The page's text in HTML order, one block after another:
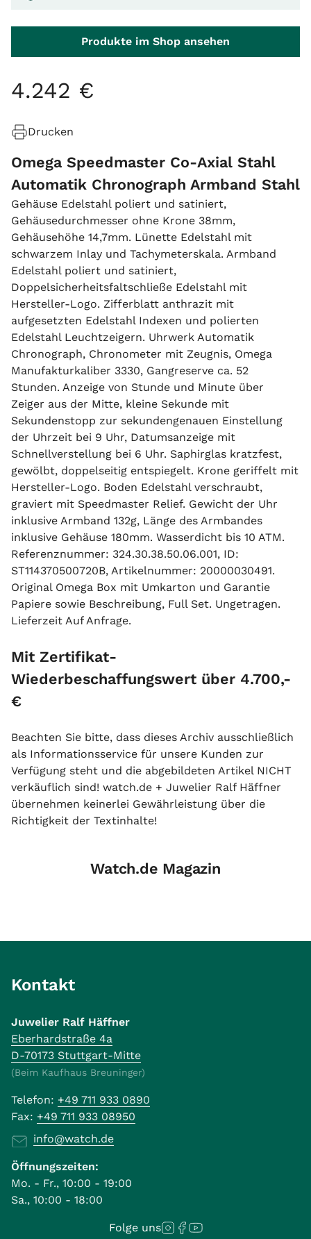
Produkte im Shop ansehen
4.242 €
Drucken
Omega Speedmaster Co-Axial Stahl
Automatik Chronograph Armband Stahl
Gehäuse Edelstahl poliert und satiniert,
Gehäusedurchmesser ohne Krone 38mm,
Gehäusehöhe 14,7mm. Lünette Edelstahl mit
schwarzem Inlay und Tachymeterskala. Armband
Edelstahl poliert und satiniert,
Doppelsicherheitsfaltschließe Edelstahl mit
Hersteller-Logo. Zifferblatt anthrazit mit
aufgesetzten Edelstahl Indexen und polierten
Edelstahl Leuchtzeigern. Uhrwerk Automatik
Chronograph, Chronometer mit Zeugnis, Omega
Manufakturkaliber 3330, Gangreserve ca. 52
Stunden. Anzeige von Stunde und Minute über
Zeiger aus der Mitte, kleine Sekunde mit
Sekundenstopp zur sekundengenauen Einstellung
der Uhrzeit bei 9 Uhr, Datumsanzeige mit
Schnellverstellung bei 6 Uhr. Saphirglas kratzfest,
gewölbt, doppelseitig entspiegelt. Krone geriffelt mit
Hersteller-Logo. Boden Edelstahl verschraubt,
graviert mit Speedmaster Relief. Gewicht der Uhr
inklusive Armband 132g, Länge des Armbandes
inklusive Gehäuse 180mm. Wasserdicht bis 10 ATM.
Referenznummer: 324.30.38.50.06.001, ID:
ST114370500720B, Artikelnummer: 20000030491.
Original Omega Box mit Umkarton und Garantie
Papiere sowie Beschreibung, Full Set. Ungetragen.
Lieferzeit Auf Anfrage.
Mit Zertifikat-
Wiederbeschaffungswert über 4.700,-
€
Beachten Sie bitte, dass dieses Archiv ausschließlich
als Informationsservice für unsere Kunden zur
Verfügung steht und die abgebildeten Artikel NICHT
verkäuflich sind! watch.de + Juwelier Ralf Häffner
übernehmen keinerlei Gewährleistung über die
Richtigkeit der Textinhalte!
Watch.de Magazin
Kontakt
Juwelier Ralf Häffner
Eberhardstraße 4a
D-70173 Stuttgart-Mitte
(Beim Kaufhaus Breuninger)
Telefon: +49 711 933 0890
Fax: +49 711 933 08950
info@watch.de
Öffnungszeiten:
Mo. - Fr., 10:00 - 19:00
Sa., 10:00 - 18:00
Folge uns